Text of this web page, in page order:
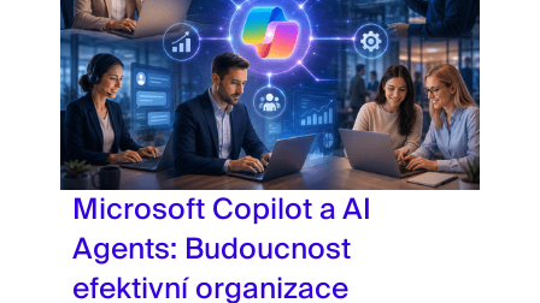
Microsoft Copilot a AI
Agents: Budoucnost
efektivní organizace